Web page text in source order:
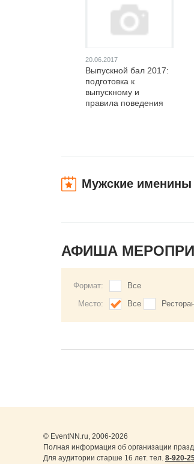
20.06.2017
Выпускной бал 2017:
подготовка к
выпускному и
правила поведения
Мужские именины
АФИША
Формат:
Все
Место:
Все
© EventNN.ru, 2006-2026
Полная информация об организации
Для аудитории старше 16 лет. тел. 8-920-